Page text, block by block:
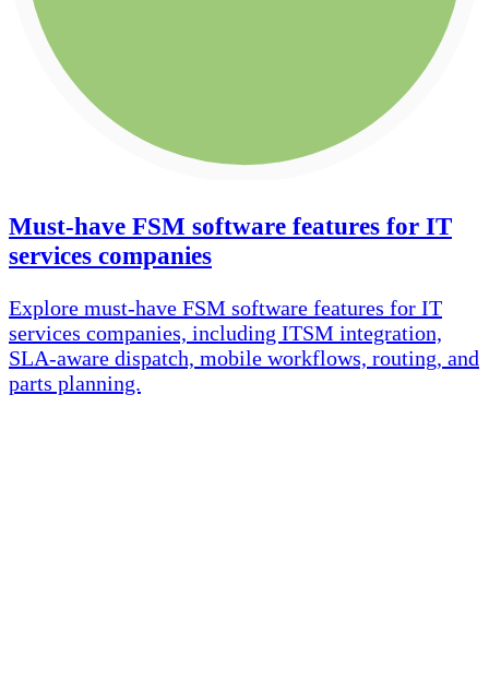
Must-have FSM software features for IT
services companies
Explore must-have FSM software features for IT
services companies, including ITSM integration,
SLA-aware dispatch, mobile workflows, routing, and
parts planning.